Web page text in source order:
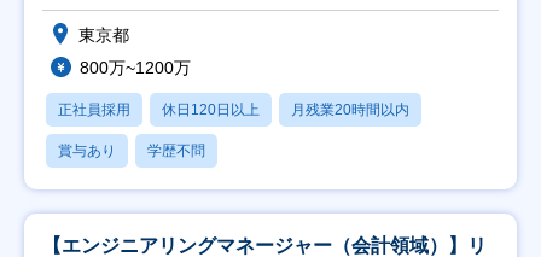
を統括
東京都
800万~1200万
正社員採用 休日120日以上 月残業20時間以内
賞与あり 学歴不問
【エンジニアリングマネージャー（会計領域）】リ